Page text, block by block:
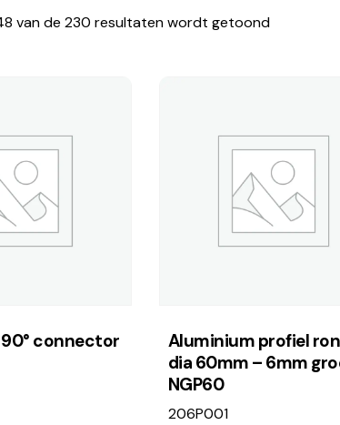
van de 230 resultaten wordt getoond
connector
Aluminium profiel
dia 60mm – 6mm
NGP60
206P001